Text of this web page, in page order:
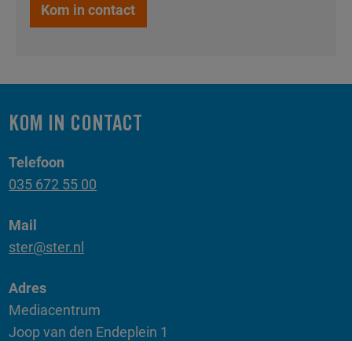
Kom in contact
KOM IN CONTACT
Telefoon
035 672 55 00
Mail
ster@ster.nl
Adres
Mediacentrum
Joop van den Endeplein 1